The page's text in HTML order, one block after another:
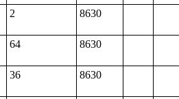
2 8630
64 8630
36 8630